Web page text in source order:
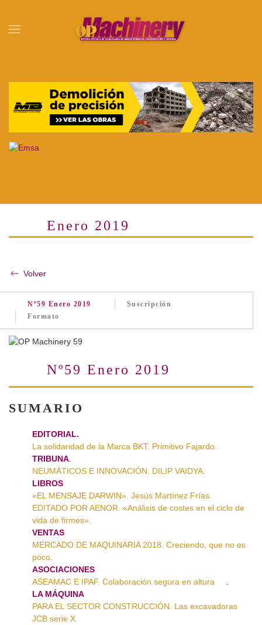
Skip to main content
Enero 2019
Volver
Nº59 Enero 2019
Suscripción
Formato
Nº59 Enero 2019
SUMARIO
EDITORIAL.
La solidaridad de la Marca BKT. Primitivo Fajardo.
TRIBUNA
NEUMÁTICOS E INNOVACIÓN. DILIP VAIDYA.
LIBROS
«EL MENSAJE DARWIN». Jesús Martínez Frías.
EDITADO POR AENOR. «Análisis de costes en el ciclo de
vida de firmes».
VENTAS
MERCADO DE MAQUINARIA 2018. Creciendo, que no es
poco.
ASOCIACIONES
ASEAMAC E IPAF. Colaboración segura en altura
LA MÁQUINA
PARA EL SECTOR CONSTRUCCIÓN. Las excavadoras
JCB serie X.